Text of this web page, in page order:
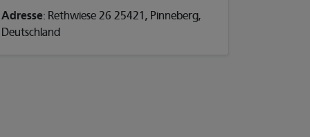
Adresse: Rethwiese 26 25421, Pinneberg,
Deutschland